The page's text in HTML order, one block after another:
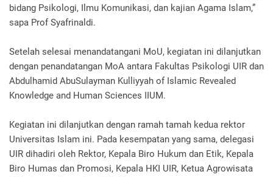
bidang Psikologi, Ilmu Komunikasi, dan kajian Agama Islam,”
sapa Prof Syafrinaldi.
Setelah selesai menandatangani MoU, kegiatan ini dilanjutkan
dengan penandatangan MoA antara Fakultas Psikologi UIR dan
Abdulhamid AbuSulayman Kulliyyah of Islamic Revealed
Knowledge and Human Sciences IIUM.
Kegiatan ini dilanjutkan dengan ramah tamah kedua rektor
Universitas Islam ini. Pada kesempatan yang sama, delegasi
UIR dihadiri oleh Rektor, Kepala Biro Hukum dan Etik, Kepala
Biro Humas dan Promosi, Kepala HKI UIR, Ketua Agrowisata